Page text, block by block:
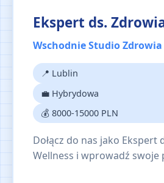
Ekspert ds.
Wschodnie Studio Zdrowia
📍 Lublin
💼 Hybrydowa
💰 8000-15000 PLN
Dołącz do nas jako Ekspert
Wellness i wprowadź swoje